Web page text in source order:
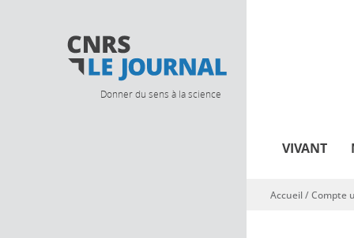
Donner du sens à la science
VIVANT
Vous êtes ici
Accueil/Compte